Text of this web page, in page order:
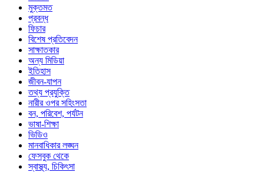
মুক্তমত
প্রবন্ধ
ফিচার
বিশেষ প্রতিবেদন
সাক্ষাতকার
অন্য মিডিয়া
ইতিহাস
জীবন-যাপন
তথ্য প্রযুক্তি
নারীর ওপর সহিংসতা
বন, পরিবেশ, পর্যটন
ভাষা-শিক্ষা
ভিডিও
মানবাধিকার লঙ্ঘন
ফেসবুক থেকে
স্বাস্থ্য, চিকিৎসা